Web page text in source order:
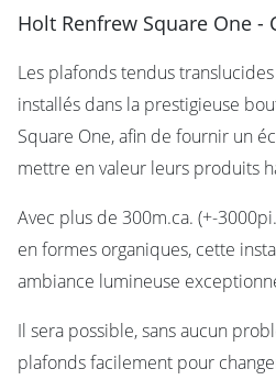
Holt Renfrew Square One -
Les plafonds tendus
installés dans la prestigieuse
Square One, afin de fournir un
mettre en valeur leurs produits
Avec plus de 300m.ca. (+-
en formes organiques, cette
ambiance lumineuse
Il sera possible, sans aucun
plafonds facilement pour